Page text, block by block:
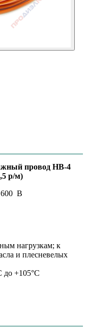
провод НВ-4
р/м)
600 В
нагрузкам; к
и плесневелых
до +105°С